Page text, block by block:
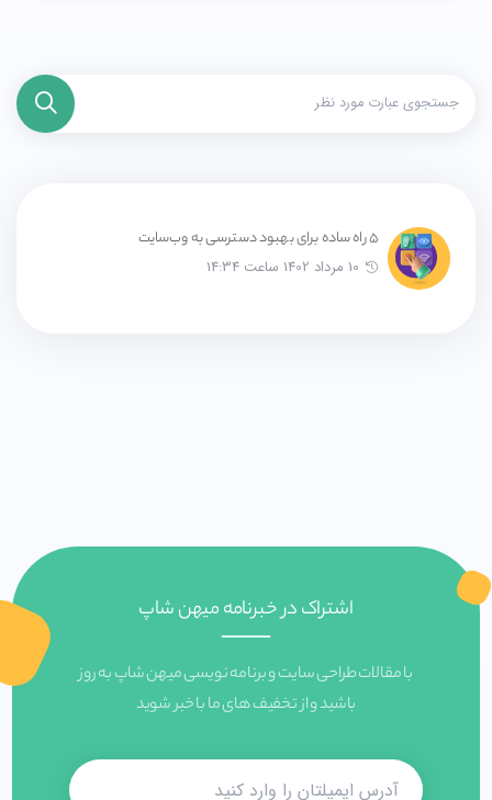
5 راه ساده برای بهبود دسترسی به وب‌سایت ‌
10 مرداد 1402 ساعت 14:34
اشتراک در خبرنامه میهن شاپ
با مقالات طراحی سایت و برنامه نویسی میهن شاپ به روز
باشید و از تخفیف های ما با خبر شوید